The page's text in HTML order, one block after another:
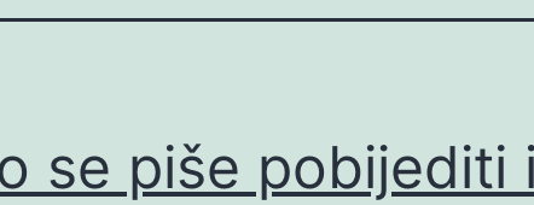
se piše pobijediti